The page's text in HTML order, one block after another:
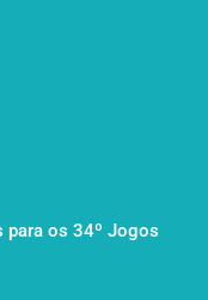
para os 34º Jogos